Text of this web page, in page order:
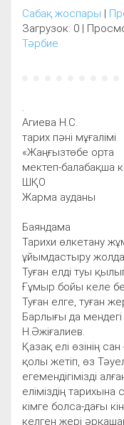
Сабақ жоспары |
Загрузок: 0 |
Тәрбие
Агиева Н.С.
тарих пәні мұғалімі
«Жаңғызтөбе орта
мектеп-балабақша
ШҚО
Жарма ауданы
Баяндама
Тарихи өлкетану
ұйымдастыру
Туған елді туы
Ғұмыр бойы келе
Туған елге, туған
Барлығы да мендегі
Н.Әжіғалиев.
Қазақ елі өзінің
қолы жетіп, өз
егемендігімізді
еліміздің
кімге болса-дағы
келген жері